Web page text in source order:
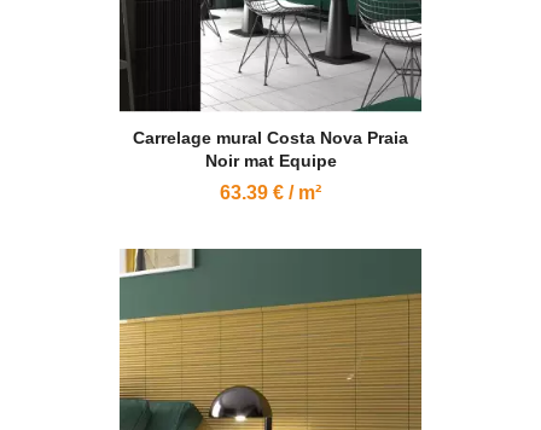
Carrelage mural Costa Nova Praia
Noir mat Equipe
63.39 € / m²